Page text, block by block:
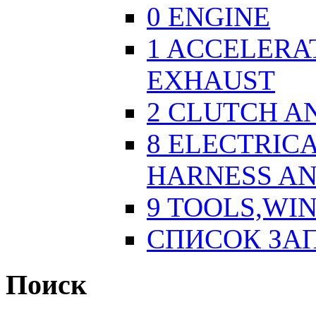
0 ENGINE
1
EXHAUST
2 CLUTCH
8
HARNESS
9
СПИСОК
Поиск